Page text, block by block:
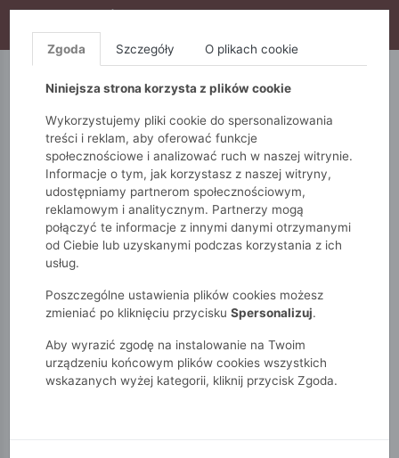
S10), DODATKOWE 15% ZA 3SZT (KOD: S15)
5.10.15. QUIOSQUE
Monnari Torby
Wizytowe
Wizytowa torebka damska
Zgoda Szczegóły O plikach cookie
Niniejsza strona korzysta z plików cookie
Wykorzystujemy pliki cookie do spersonalizowania
treści i reklam, aby oferować funkcje
społecznościowe i analizować ruch w naszej witrynie.
Informacje o tym, jak korzystasz z naszej witryny,
udostępniamy partnerom społecznościowym,
reklamowym i analitycznym. Partnerzy mogą
połączyć te informacje z innymi danymi otrzymanymi
od Ciebie lub uzyskanymi podczas korzystania z ich
usług.
Poszczególne ustawienia plików cookies możesz
zmieniać po kliknięciu przycisku Spersonalizuj.
Aby wyrazić zgodę na instalowanie na Twoim
urządzeniu końcowym plików cookies wszystkich
wskazanych wyżej kategorii, kliknij przycisk Zgoda.